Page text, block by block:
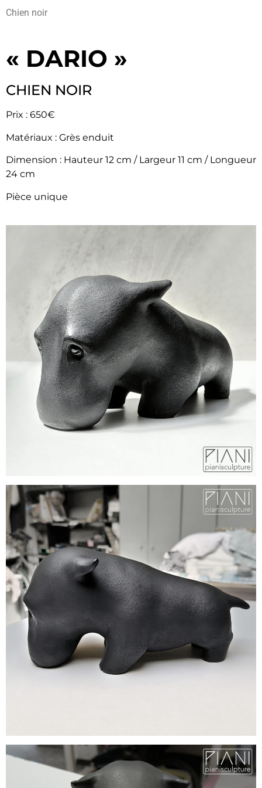
Chien noir
« DARIO »
CHIEN NOIR
Prix : 650€
Matériaux : Grès enduit
Dimension : ​Hauteur 12 cm / Largeur 11 cm / Longueur
24 cm
​​​Pièce unique